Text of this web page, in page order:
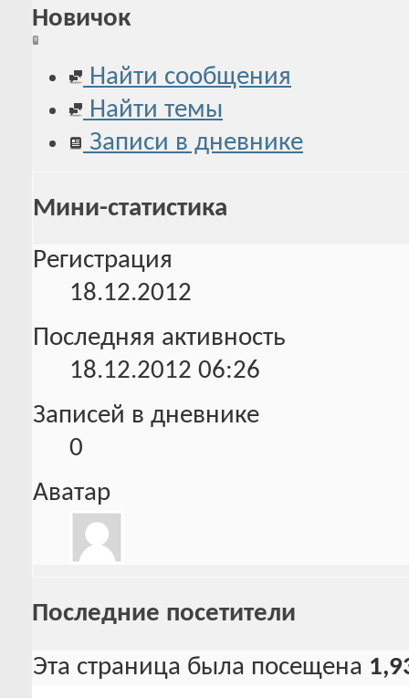
Новичок
Найти сообщения
Найти темы
Записи в дневнике
Мини-статистика
Регистрация
18.12.2012
Последняя активность
18.12.2012 06:26
Записей в дневнике
0
Аватар
Последние посетители
Эта страница была посещена